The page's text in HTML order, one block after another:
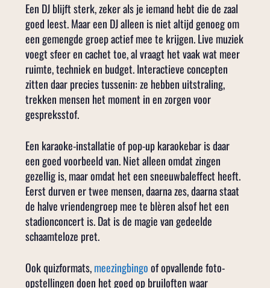
Een DJ blijft sterk, zeker als je iemand hebt die de zaal
goed leest. Maar een DJ alleen is niet altijd genoeg om
een gemengde groep actief mee te krijgen. Live muziek
voegt sfeer en cachet toe, al vraagt het vaak wat meer
ruimte, techniek en budget. Interactieve concepten
zitten daar precies tussenin: ze hebben uitstraling,
trekken mensen het moment in en zorgen voor
gespreksstof.
Een karaoke-installatie of pop-up karaokebar is daar
een goed voorbeeld van. Niet alleen omdat zingen
gezellig is, maar omdat het een sneeuwbaleffect heeft.
Eerst durven er twee mensen, daarna zes, daarna staat
de halve vriendengroep mee te blèren alsof het een
stadionconcert is. Dat is de magie van gedeelde
schaamteloze pret.
Ook quizformats,meezingbingoof opvallende foto-
opstellingen doen het goed op bruiloften waar